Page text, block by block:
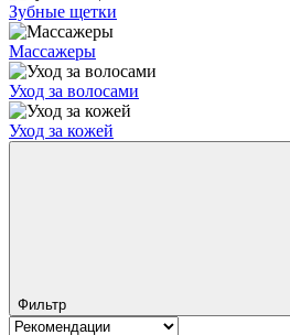
Зубные щетки
Массажеры
Уход за волосами
Уход за кожей
Фильтр